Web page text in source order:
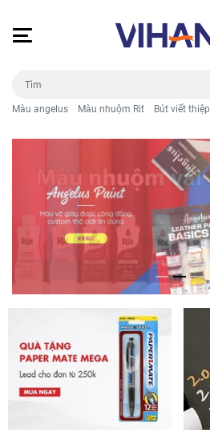
Màu angelus Màu nhuộm Rit Bút viết thiệp